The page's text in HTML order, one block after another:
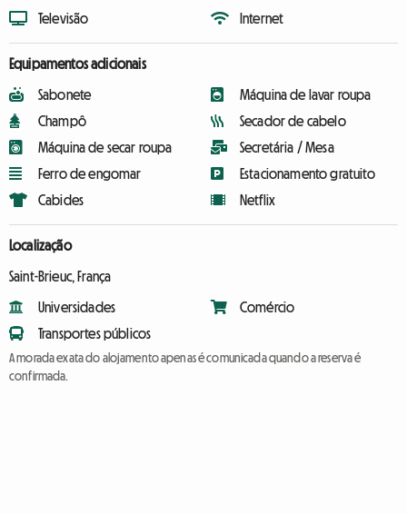
Televisão
Internet
Equipamentos adicionais
Sabonete
Champô
Máquina de secar roupa
Ferro de engomar
Cabides
Máquina de lavar roupa
Secador de cabelo
Secretária / Mesa
Estacionamento gratuito
Netflix
Localização
Saint-Brieuc, França
Universidades
Transportes públicos
Comércio
A morada exata do alojamento apenas é comunicada quando a reserva é
confirmada.